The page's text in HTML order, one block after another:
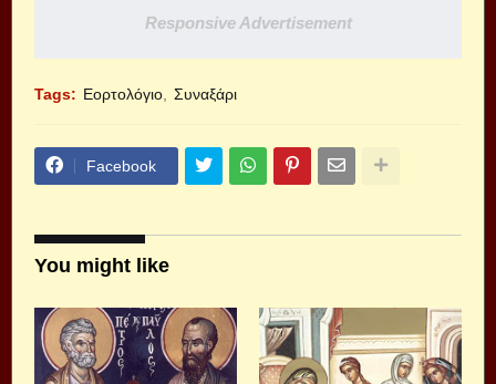
Responsive Advertisement
Tags: Εορτολόγιο Συναξάρι
Facebook
You might like